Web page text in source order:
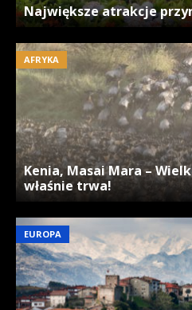
Największe atrakcje
AFRYKA
Kenia, Masai Mara –
właśnie trwa!
EUROPA